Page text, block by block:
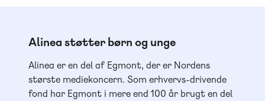
Alinea støtter børn og unge
Alinea er en del af Egmont, der er Nordens
største mediekoncern. Som erhvervs-drivende
fond har Egmont i mere end 100 år brugt en del